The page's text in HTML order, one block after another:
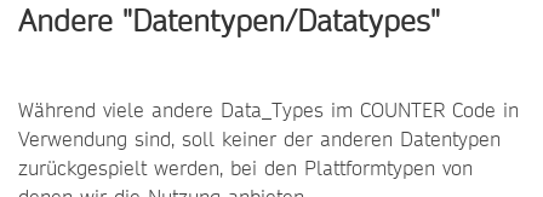
Andere "Datentypen/Datatypes"
Während viele andere Data_Types im COUNTER Code in
Verwendung sind, soll keiner der anderen Datentypen
zurückgespielt werden, bei den Plattformtypen von